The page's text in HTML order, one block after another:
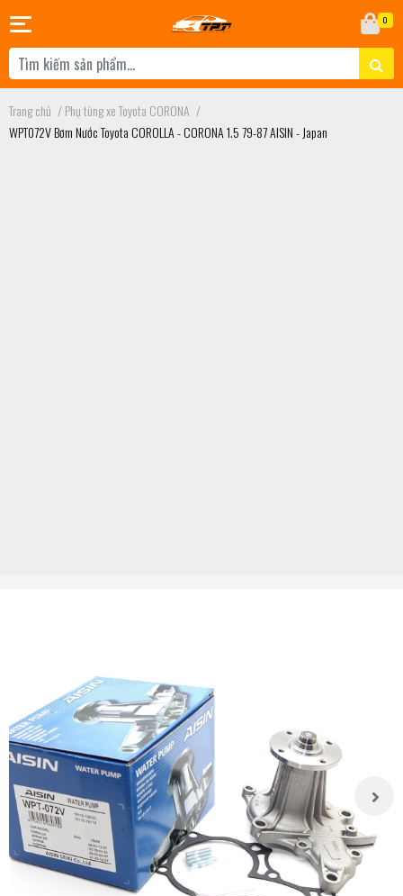
0
Trang chủ /Phụ tùng xe Toyota CORONA /
WPT072V Bơm Nước Toyota COROLLA - CORONA 1.5 79-87 AISIN - Japan